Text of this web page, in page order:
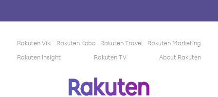
Rakuten Viki Rakuten Kobo Rakuten Travel
Rakuten Marketing
Rakuten Insight
Rakuten TV About Rakuten